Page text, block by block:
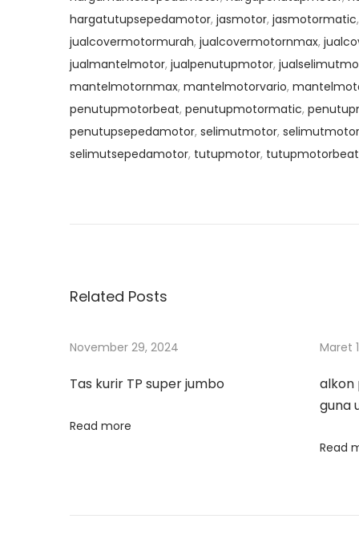
hargatutupsepedamotor, jasmotor, jasmotormatic,
jualcovermotormurah, jualcovermotornmax,
jualmantelmotor, jualpenutupmotor,
mantelmotornmax, mantelmotorvario,
penutupmotorbeat, penutupmotormatic,
penutupsepedamotor, selimutmotor,
selimutsepedamotor, tutupmotor, tutupmotorbeat
i
g
a
o
p
o
t
u
o
t
r
Related Posts
November 29, 2024
Tas kurir TP super jumbo
Read more
Maret
alkon
guna
Read